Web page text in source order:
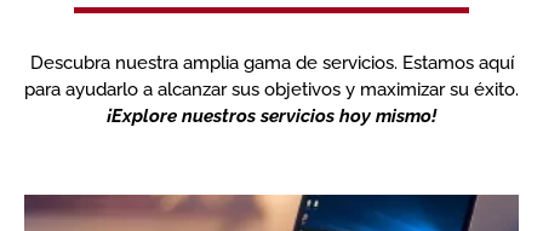
Descubra nuestra amplia gama de servicios. Estamos aquí
para ayudarlo a alcanzar sus objetivos y maximizar su éxito.
¡Explore nuestros servicios hoy mismo!